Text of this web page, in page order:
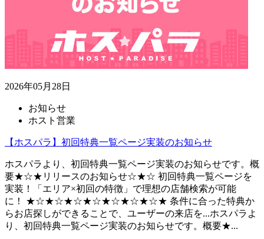
2026年05月28日
お知らせ
ホスト営業
【ホスパラ】初回特典一覧ページ実装のお知らせ
ホスパラより、初回特典一覧ページ実装のお知らせです。概
要★☆★リリースのお知らせ☆★☆ 初回特典一覧ページを
実装！「エリア×初回の特徴」で理想の店舗検索が可能
に！ ★☆★☆★☆★☆★☆★☆★☆★ 条件に合った特典か
らお店探しができることで、ユーザーの来店を...ホスパラよ
り、初回特典一覧ページ実装のお知らせです。概要★...